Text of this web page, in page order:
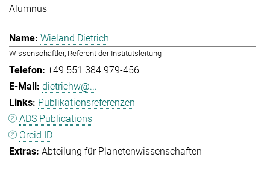
Alumnus
Wieland Dietrich
Wissenschaftler, Referent der Institutsleitung
+49 551 384 979-456
dietrichw@...
Publikationsreferenzen
ADS Publications
Orcid ID
Abteilung für Planetenwissenschaften